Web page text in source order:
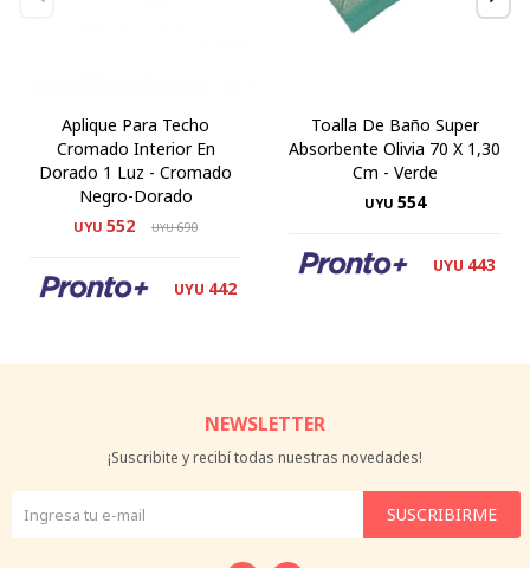
Aplique Para Techo
Cromado Interior En
Dorado 1 Luz - Cromado
Negro-Dorado
UYU 552 UYU690
UYU 442
Toalla De Baño Super
Absorbente Olivia 70 X 1,30
Cm - Verde
UYU 554
UYU 443
NEWSLETTER
¡Suscribite y recibí todas nuestras novedades!
SUSCRIBIRME